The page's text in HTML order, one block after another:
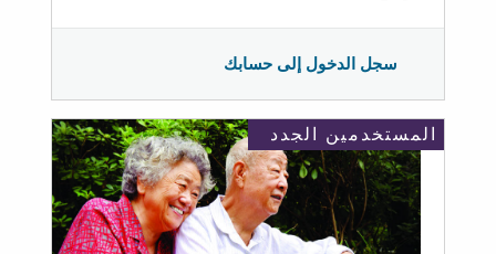
سجل الدخول إلى حسابك
المستخدمين الجدد